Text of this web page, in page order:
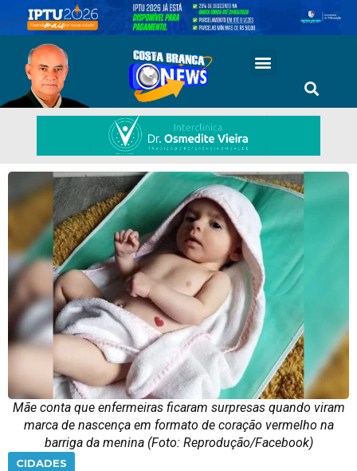
Mãe conta que enfermeiras ficaram surpresas quando viram
marca de nascença em formato de coração vermelho na
barriga da menina (Foto: Reprodução/Facebook)
CIDADES